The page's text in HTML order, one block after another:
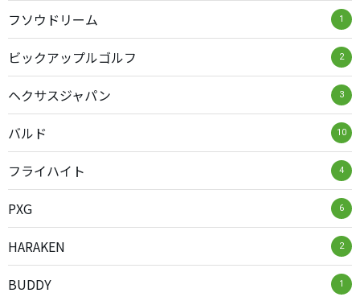
フソウドリーム 1
ビックアップルゴルフ 2
ヘクサスジャパン 3
バルド 10
フライハイト 4
PXG 6
HARAKEN 2
BUDDY 1